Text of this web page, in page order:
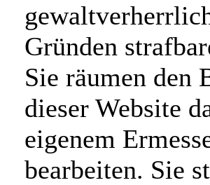
Gründen
Sie räumen den
dieser Website
eigenem
bearbeiten. Sie